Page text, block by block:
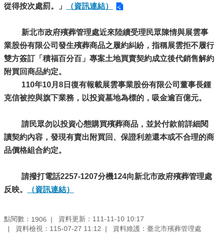
從得按次處罰。」
（資訊連結）
新北市政府殯葬管理處近來陸續受理民眾陳情與展雲事
業股份有限公司發生殯葬商品之履約糾紛，指稱展雲拒不履行
雙方簽訂「積福百分百」專案土地買賣契約成立後代銷售解約
附買回商品約定。
110年10月8日復有報載展雲事業股份有限公司董事長鍾
克信被控與旗下業務，以投資墓地為標的，吸金逾百億元。
請民眾勿以投資心態購買殯葬商品，並於付款前詳細閱
讀契約內容，發現有賣出附買回、保證利差還本或不合理的商
品價格組合約定。
請撥打電話2257-1207分機124向新北市政府殯葬管理處
反映。
（資訊連結）
點閱數： 1906
資料更新：111-11-10 10:17
資料檢視：115-07-27 11:12
資料維護：臺北市殯葬管理處